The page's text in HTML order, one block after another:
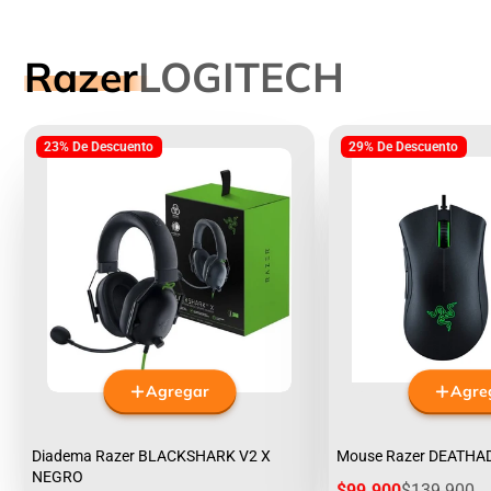
RazerLOGITECH
23% De Descuento
Agregar
Diadema Razer BLACKSHARK V2 X
NEGRO
29% De Descuento
Mouse Razer